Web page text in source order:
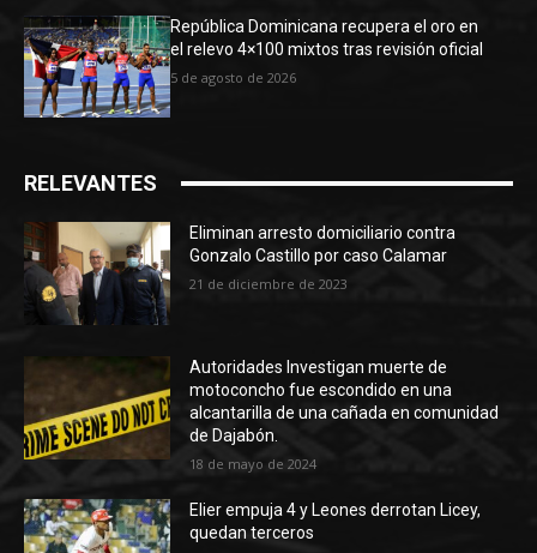
República Dominicana recupera el oro en
el relevo 4×100 mixtos tras revisión oficial
5 de agosto de 2026
RELEVANTES
Eliminan arresto domiciliario contra
Gonzalo Castillo por caso Calamar
21 de diciembre de 2023
Autoridades Investigan muerte de
motoconcho fue escondido en una
alcantarilla de una cañada en comunidad
de Dajabón.
18 de mayo de 2024
Elier empuja 4 y Leones derrotan Licey,
quedan terceros